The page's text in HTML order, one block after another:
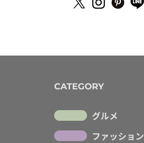
CATEGORY
グルメ
ファッション